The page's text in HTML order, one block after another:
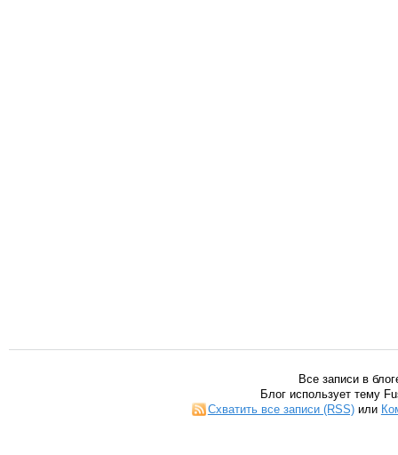
Все записи в
Блог использует тему
Схватить все записи (RSS)или